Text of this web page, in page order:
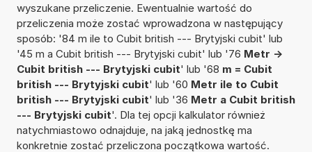
wyszukane przeliczenie. Ewentualnie wartość do
przeliczenia może zostać wprowadzona w następujący
sposób: '84 m ile to Cubit british --- Brytyjski cubit' lub
'45 m a Cubit british --- Brytyjski cubit' lub '76 Metr ->
Cubit british --- Brytyjski cubit' lub '68 m = Cubit
british --- Brytyjski cubit' lub '60 Metr ile to Cubit
british --- Brytyjski cubit' lub '36 Metr a Cubit british
--- Brytyjski cubit'. Dla tej opcji kalkulator również
natychmiastowo odnajduje, na jaką jednostkę ma
konkretnie zostać przeliczona początkowa wartość.